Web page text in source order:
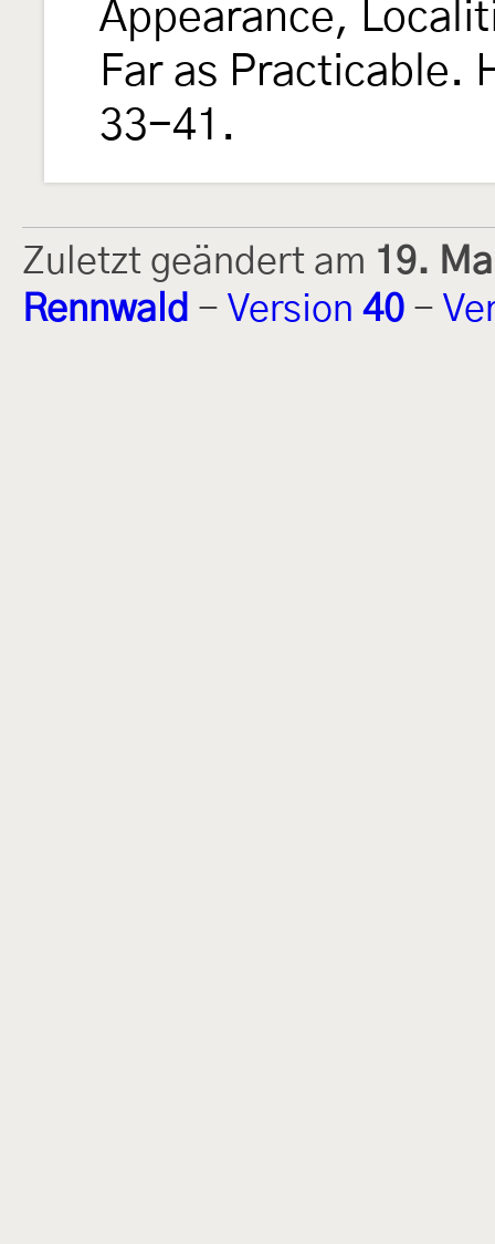
Appearance,
Far as Practicable.
33-41.
Zuletzt geändert am 19.
Rennwald - Version 40 -